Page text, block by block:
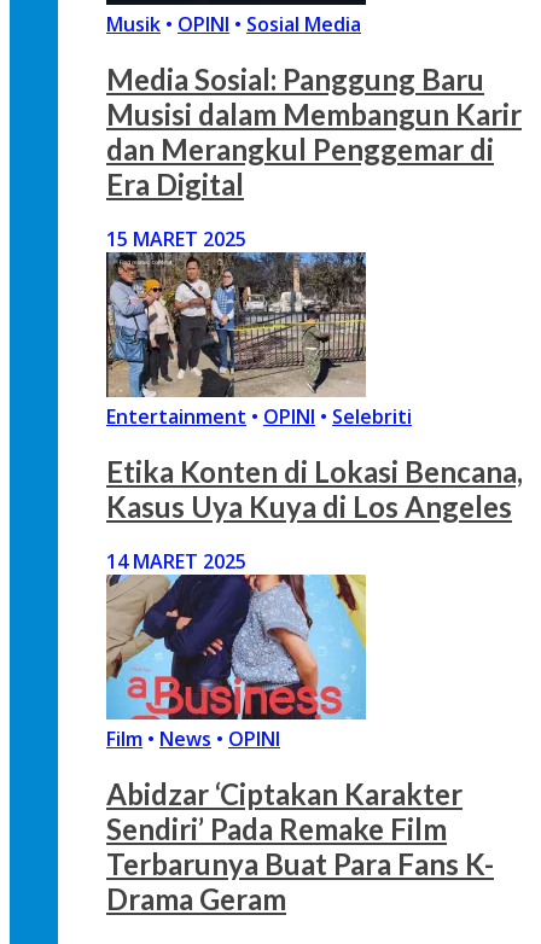
Musik • OPINI • Sosial Media
Media Sosial: Panggung Baru
Musisi dalam Membangun Karir
dan Merangkul Penggemar di
Era Digital
15 MARET 2025
Entertainment • OPINI • Selebriti
Etika Konten di Lokasi Bencana,
Kasus Uya Kuya di Los Angeles
14 MARET 2025
Film • News • OPINI
Abidzar ‘Ciptakan Karakter
Sendiri’ Pada Remake Film
Terbarunya Buat Para Fans K-
Drama Geram